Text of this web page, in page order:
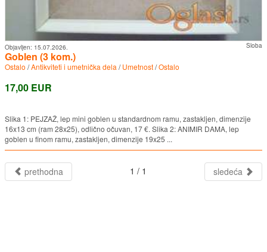
Sloba
Objavljen: 15.07.2026.
Goblen (3 kom.)
Ostalo /Antikviteti i umetnička dela /Umetnost/Ostalo
17,00 EUR
Slika 1: PEJZAŽ, lep mini goblen u standardnom ramu, zastakljen, dimenzije
16x13 cm (ram 28x25), odlično očuvan, 17 €. Slika 2: ANIMIR DAMA, lep
goblen u finom ramu, zastakljen, dimenzije 19x25 ...
prethodna 1 / 1 sledeća